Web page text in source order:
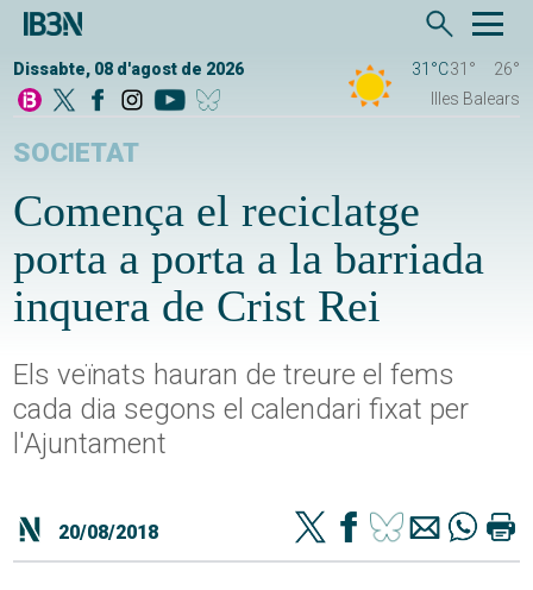
Dissabte, 08 d'agost de 2026 31°C31°
26°
Illes Balears
SOCIETAT
Comença el reciclatge
porta a porta a la barriada
inquera de Crist Rei
Els veïnats hauran de treure el fems
cada dia segons el calendari fixat per
l'Ajuntament
20/08/2018